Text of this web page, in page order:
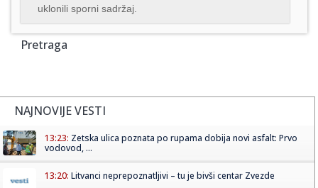
uklonili sporni sadržaj.
Pretraga
NAJNOVIJE VESTI
13:23: Zetska ulica poznata po rupama dobija novi asfalt: Prvo
vodovod, ...
13:20: Litvanci neprepoznatljivi – tu je bivši centar Zvezde